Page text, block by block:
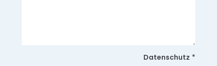
Datenschutz *